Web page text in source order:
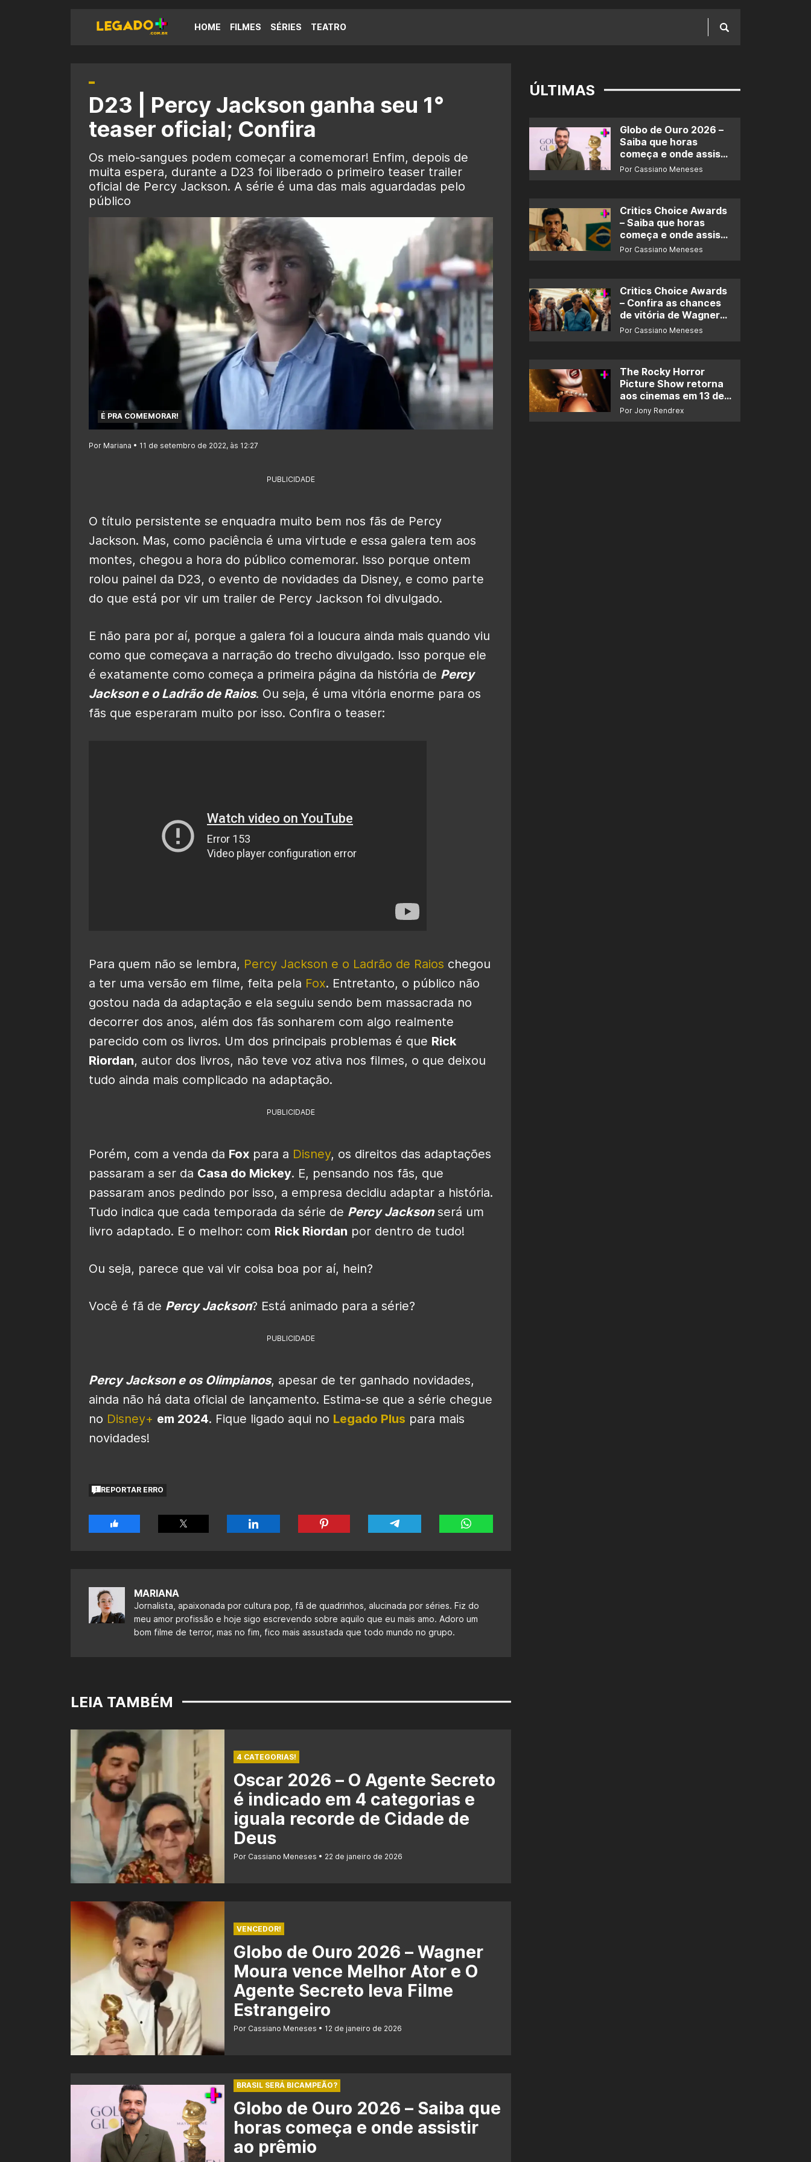
HOME FILMES SÉRIES TEATRO
D23 | Percy Jackson ganha seu 1°
teaser oficial; Confira
Os meio-sangues podem começar a comemorar! Enfim, depois de
muita espera, durante a D23 foi liberado o primeiro teaser trailer
oficial de Percy Jackson. A série é uma das mais aguardadas pelo
público
É PRA COMEMORAR!
Por Mariana • 11 de setembro de 2022, às 12:27
PUBLICIDADE
O título persistente se enquadra muito bem nos fãs de Percy
Jackson. Mas, como paciência é uma virtude e essa galera tem aos
montes, chegou a hora do público comemorar. Isso porque ontem
rolou painel da D23, o evento de novidades da Disney, e como parte
do que está por vir um trailer de Percy Jackson foi divulgado.
E não para por aí, porque a galera foi a loucura ainda mais quando viu
como que começava a narração do trecho divulgado. Isso porque ele
é exatamente como começa a primeira página da história de Percy
Jackson e o Ladrão de Raios. Ou seja, é uma vitória enorme para os
fãs que esperaram muito por isso. Confira o teaser:
Para quem não se lembra, Percy Jackson e o Ladrão de Raios chegou
a ter uma versão em filme, feita pela Fox. Entretanto, o público não
gostou nada da adaptação e ela seguiu sendo bem massacrada no
decorrer dos anos, além dos fãs sonharem com algo realmente
parecido com os livros. Um dos principais problemas é que Rick
Riordan, autor dos livros, não teve voz ativa nos filmes, o que deixou
tudo ainda mais complicado na adaptação.
PUBLICIDADE
Porém, com a venda da Fox para a Disney, os direitos das adaptações
passaram a ser da Casa do Mickey. E, pensando nos fãs, que
passaram anos pedindo por isso, a empresa decidiu adaptar a história.
Tudo indica que cada temporada da série de Percy Jacksonserá um
livro adaptado. E o melhor: com Rick Riordan por dentro de tudo!
Ou seja, parece que vai vir coisa boa por aí, hein?
Você é fã de Percy Jackson? Está animado para a série?
PUBLICIDADE
Percy Jackson e os Olimpianos, apesar de ter ganhado novidades,
ainda não há data oficial de lançamento. Estima-se que a série chegue
no Disney+ em 2024. Fique ligado aqui no Legado Plus para mais
novidades!
REPORTAR ERRO
MARIANA
Jornalista, apaixonada por cultura pop, fã de quadrinhos, alucinada por séries. Fiz do
meu amor profissão e hoje sigo escrevendo sobre aquilo que eu mais amo. Adoro um
bom filme de terror, mas no fim, fico mais assustada que todo mundo no grupo.
LEIA TAMBÉM
4 CATEGORIAS!
Oscar 2026 – O Agente Secreto
é indicado em 4 categorias e
iguala recorde de Cidade de
Deus
Por Cassiano Meneses 22 de janeiro de 2026
VENCEDOR!
Globo de Ouro 2026 – Wagner
Moura vence Melhor Ator e O
Agente Secreto leva Filme
Estrangeiro
Por Cassiano Meneses 12 de janeiro de 2026
BRASIL SERÁ BICAMPEÃO?
Globo de Ouro 2026 – Saiba que
horas começa e onde assistir
ao prêmio
ÚLTIMAS
Globo de Ouro 2026 –
Saiba que horas
começa e onde assistir
ao prêmio
Por Cassiano Meneses
Critics Choice Awards
– Saiba que horas
começa e onde assistir
ao prêmio
Por Cassiano Meneses
Critics Choice Awards
– Confira as chances
de vitória de Wagner
Moura e de ‘O Agente
Por Cassiano Meneses
The Rocky Horror
Picture Show retorna
aos cinemas em 13 de
novembro
Por Jony Rendrex